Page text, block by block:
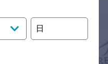
利用規約
日